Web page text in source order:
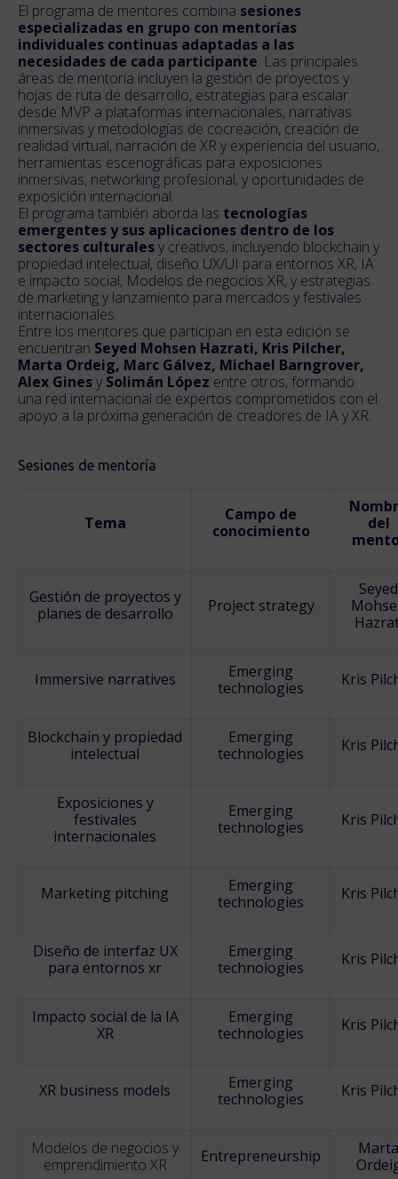
El programa de mentores combina sesiones
especializadas en grupo con mentorías
individuales continuas adaptadas a las
necesidades de cada participante. Las principales
áreas de mentoría incluyen la gestión de proyectos y
hojas de ruta de desarrollo, estrategias para escalar
desde MVP a plataformas internacionales, narrativas
inmersivas y metodologías de cocreación, creación de
realidad virtual, narración de XR y experiencia del usuario,
herramientas escenográficas para exposiciones
inmersivas, networking profesional, y oportunidades de
exposición internacional.
El programa también aborda las tecnologías
emergentes y sus aplicaciones dentro de los
sectores culturalesy creativos, incluyendo blockchain y
propiedad intelectual, diseño UX/UI para entornos XR, IA
e impacto social, Modelos de negocios XR, y estrategias
de marketing y lanzamiento para mercados y festivales
internacionales.
Entre los mentores que participan en esta edición se
encuentran Seyed Mohsen Hazrati, Kris Pilcher,
Marta Ordeig, Marc Gálvez, Michael Barngrover,
Alex Ginesy Solimán López entre otros, formando
una red internacional de expertos comprometidos con el
apoyo a la próxima generación de creadores de IA y XR.
Sesiones de mentoría
Tema
Campo de
conocimiento
del
Gestión de proyectos y
planes de desarrollo
Project strategy
Seyed
Immersive narratives
Emerging
technologies
Kris
Blockchain y propiedad
intelectual
Emerging
technologies
Kris
Exposiciones y
festivales
internacionales
Emerging
technologies
Kris
Marketing pitching
Emerging
technologies
Kris
Diseño de interfaz UX
para entornos xr
Emerging
technologies
Kris
Impacto social de la IA
XR
Emerging
technologies
Kris
XR business models
Emerging
technologies
Kris
Modelos de negocios y
emprendimiento XR
Entrepreneurship
Marta